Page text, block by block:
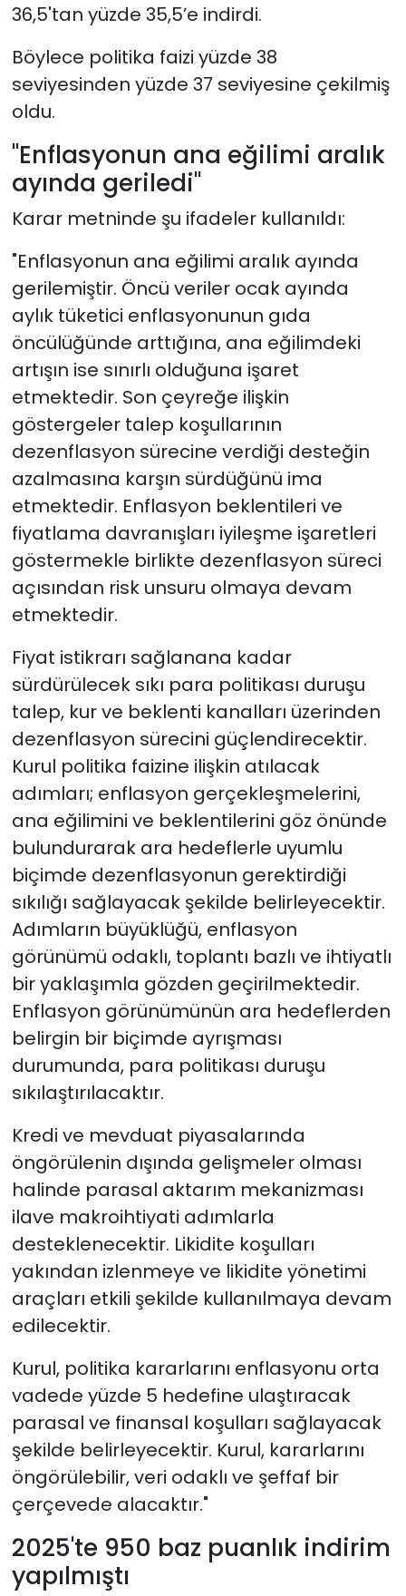
36,5'tan yüzde 35,5’e indirdi.
Böylece politika faizi yüzde 38
seviyesinden yüzde 37 seviyesine çekilmiş
oldu.
"Enflasyonun ana eğilimi aralık
ayında geriledi"
Karar metninde şu ifadeler kullanıldı:
"Enflasyonun ana eğilimi aralık ayında
gerilemiştir. Öncü veriler ocak ayında
aylık tüketici enflasyonunun gıda
öncülüğünde arttığına, ana eğilimdeki
artışın ise sınırlı olduğuna işaret
etmektedir. Son çeyreğe ilişkin
göstergeler talep koşullarının
dezenflasyon sürecine verdiği desteğin
azalmasına karşın sürdüğünü ima
etmektedir. Enflasyon beklentileri ve
fiyatlama davranışları iyileşme işaretleri
göstermekle birlikte dezenflasyon süreci
açısından risk unsuru olmaya devam
etmektedir.
Fiyat istikrarı sağlanana kadar
sürdürülecek sıkı para politikası duruşu
talep, kur ve beklenti kanalları üzerinden
dezenflasyon sürecini güçlendirecektir.
Kurul politika faizine ilişkin atılacak
adımları; enflasyon gerçekleşmelerini,
ana eğilimini ve beklentilerini göz önünde
bulundurarak ara hedeflerle uyumlu
biçimde dezenflasyonun gerektirdiği
sıkılığı sağlayacak şekilde belirleyecektir.
Adımların büyüklüğü, enflasyon
görünümü odaklı, toplantı bazlı ve ihtiyatlı
bir yaklaşımla gözden geçirilmektedir.
Enflasyon görünümünün ara hedeflerden
belirgin bir biçimde ayrışması
durumunda, para politikası duruşu
sıkılaştırılacaktır.
Kredi ve mevduat piyasalarında
öngörülenin dışında gelişmeler olması
halinde parasal aktarım mekanizması
ilave makroihtiyati adımlarla
desteklenecektir. Likidite koşulları
yakından izlenmeye ve likidite yönetimi
araçları etkili şekilde kullanılmaya devam
edilecektir.
Kurul, politika kararlarını enflasyonu orta
vadede yüzde 5 hedefine ulaştıracak
parasal ve finansal koşulları sağlayacak
şekilde belirleyecektir. Kurul, kararlarını
öngörülebilir, veri odaklı ve şeffaf bir
çerçevede alacaktır."
2025'te 950 baz puanlık indirim
yapılmıştı